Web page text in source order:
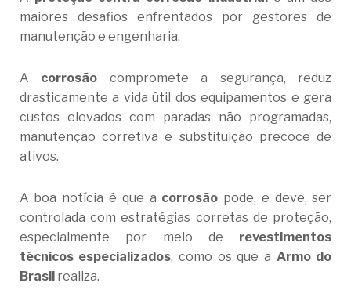
maiores desafios enfrentados por gestores de
manutenção e engenharia.
A corrosão compromete a segurança, reduz
drasticamente a vida útil dos equipamentos e gera
custos elevados com paradas não programadas,
manutenção corretiva e substituição precoce de
ativos.
A boa notícia é que a corrosão pode, e deve, ser
controlada com estratégias corretas de proteção,
especialmente por meio de
revestimentos
técnicos especializados, como os que a Armo do
Brasilrealiza.